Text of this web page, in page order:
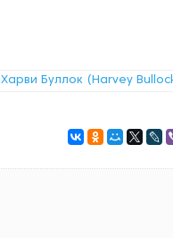
Харви Буллок (Harvey